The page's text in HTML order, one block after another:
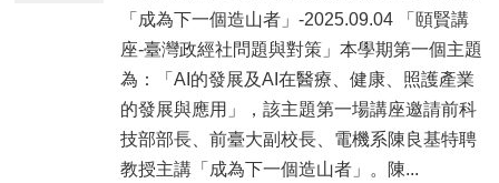
「成為下一個造山者」-2025.09.04 「頤賢講
座-臺灣政經社問題與對策」本學期第一個主題
為：「AI的發展及AI在醫療、健康、照護產業
的發展與應用」，該主題第一場講座邀請前科
技部部長、前臺大副校長、電機系陳良基特聘
教授主講「成為下一個造山者」。陳...